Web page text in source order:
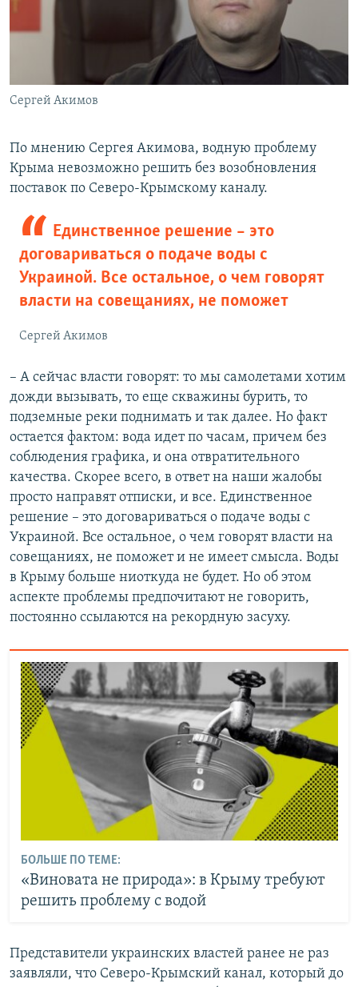
Сергей Акимов
По мнению Сергея Акимова, водную проблему
Крыма невозможно решить без возобновления
поставок по Северо-Крымскому каналу.
Единственное решение – это
договариваться о подаче воды с
Украиной. Все остальное, о чем говорят
власти на совещаниях, не поможет
Сергей Акимов
– А сейчас власти говорят: то мы самолетами хотим
дожди вызывать, то еще скважины бурить, то
подземные реки поднимать и так далее. Но факт
остается фактом: вода идет по часам, причем без
соблюдения графика, и она отвратительного
качества. Скорее всего, в ответ на наши жалобы
просто направят отписки, и все. Единственное
решение – это договариваться о подаче воды с
Украиной. Все остальное, о чем говорят власти на
совещаниях, не поможет и не имеет смысла. Воды
в Крыму больше ниоткуда не будет. Но об этом
аспекте проблемы предпочитают не говорить,
постоянно ссылаются на рекордную засуху.
БОЛЬШЕ ПО ТЕМЕ:
«Виновата не природа»: в Крыму требуют
решить проблему с водой
Представители украинских властей ранее не раз
заявляли, что Северо-Крымский канал, который до